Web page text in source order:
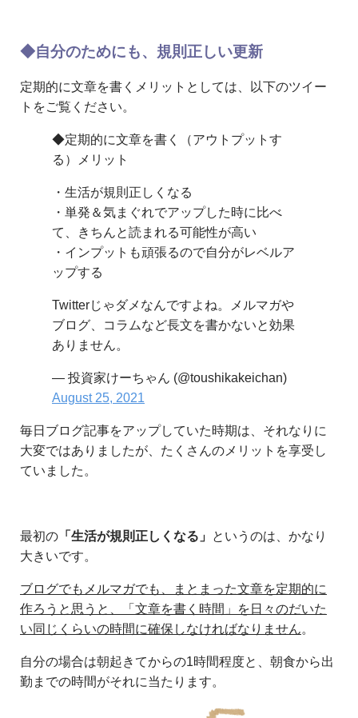
◆自分のためにも、規則正しい更新
定期的に文章を書くメリットとしては、以下のツイー
トをご覧ください。
◆定期的に文章を書く（アウトプットす
る）メリット
・生活が規則正しくなる
・単発＆気まぐれでアップした時に比べ
て、きちんと読まれる可能性が高い
・インプットも頑張るので自分がレベルア
ップする
Twitterじゃダメなんですよね。メルマガや
ブログ、コラムなど長文を書かないと効果
ありません。
— 投資家けーちゃん (@toushikakeichan)
August 25, 2021
毎日ブログ記事をアップしていた時期は、それなりに
大変ではありましたが、たくさんのメリットを享受し
ていました。
最初の 「生活が規則正しくなる」 というのは、かなり
大きいです。
ブログでもメルマガでも、まとまった文章を定期的に
作ろうと思うと、「文章を書く時間」を日々のだいた
い同じくらいの時間に確保しなければなりません。
自分の場合は朝起きてからの1時間程度と、朝食から出
勤までの時間がそれに当たります。